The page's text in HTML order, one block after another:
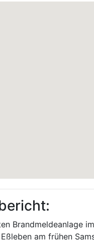
Brandmeldeanlage
am frühen